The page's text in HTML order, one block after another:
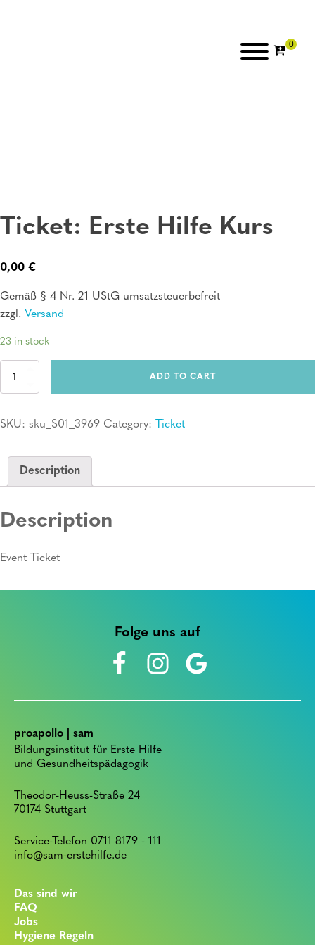
Ticket: Erste Hilfe Kurs
0,00 €
Gemäß § 4 Nr. 21 UStG umsatzsteuerbefreit
zzgl. Versand
23 in stock
Ticket:
quantity
ADD TO CART
SKU: sku_S01_3969 Category: Ticket
Description
Description
Event Ticket
Folge uns auf
proapollo | sam
Bildungsinstitut für Erste Hilfe
und Gesundheitspädagogik
Theodor-Heuss-Straße 24
70174 Stuttgart
Service-Telefon 0711 8179 - 111
info@sam-erstehilfe.de
Das sind wir
FAQ
Jobs
Hygiene Regeln